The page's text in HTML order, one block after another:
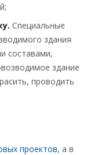
Специальные
здания
составами,
здание
проводить
проектов, а в